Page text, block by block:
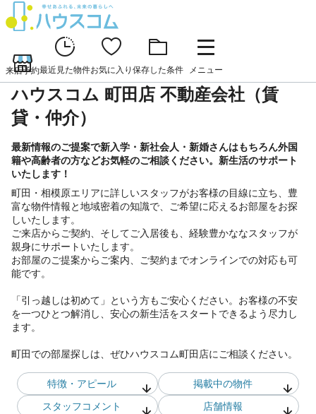
来店予約最近見た物件お気に入り 保存した条件 メニュー
ハウスコム 町田店 不動産会社（賃
貸・仲介）
最新情報のご提案で新入学・新社会人・新婚さんはもちろん外国
籍や高齢者の方などお気軽のご相談ください。新生活のサポート
いたします！
町田・相模原エリアに詳しいスタッフがお客様の目線に立ち、豊
富な物件情報と地域密着の知識で、ご希望に応えるお部屋をお探
しいたします。
ご来店からご契約、そしてご入居後も、経験豊かななスタッフが
親身にサポートいたします。
お部屋のご提案からご案内、ご契約までオンラインでの対応も可
能です。
「引っ越しは初めて」という方もご安心ください。お客様の不安
を一つひとつ解消し、安心の新生活をスタートできるよう尽力し
ます。
町田での部屋探しは、ぜひハウスコム町田店にご相談ください。
特徴・アピール
掲載中の物件
スタッフコメント 店舗情報